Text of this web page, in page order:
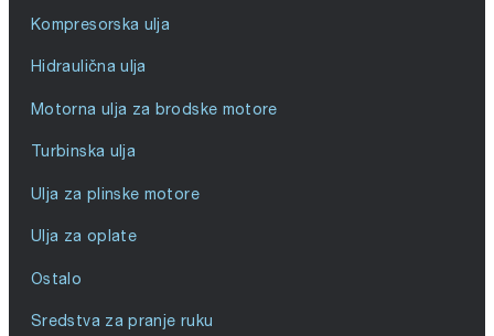
Kompresorska ulja
Hidraulična ulja
Motorna ulja za brodske motore
Turbinska ulja
Ulja za plinske motore
Ulja za oplate
Ostalo
Sredstva za pranje ruku